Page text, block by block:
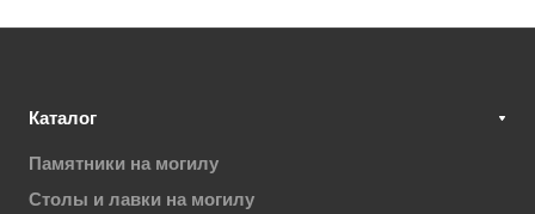
Каталог
Памятники на могилу
Столы и лавки на могилу